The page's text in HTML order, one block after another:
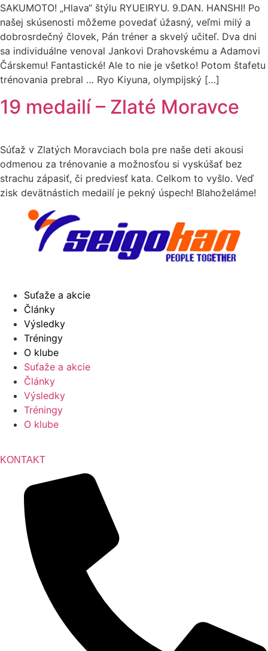
SAKUMOTO! „Hlava“ štýlu RYUEIRYU. 9.DAN. HANSHI! Po
našej skúsenosti môžeme povedať úžasný, veľmi milý a
dobrosrdečný človek, Pán tréner a skvelý učiteľ. Dva dni
sa individuálne venoval Jankovi Drahovskému a Adamovi
Čárskemu! Fantastické! Ale to nie je všetko! Potom štafetu
trénovania prebral … Ryo Kiyuna, olympijský […]
19 medailí – Zlaté Moravce
Súťaž v Zlatých Moravciach bola pre naše deti akousi
odmenou za trénovanie a možnosťou si vyskúšať bez
strachu zápasiť, či predviesť kata. Celkom to vyšlo. Veď
zisk devätnástich medailí je pekný úspech! Blahoželáme!
Suťaže a akcie
Články
Výsledky
Tréningy
O klube
Suťaže a akcie
Články
Výsledky
Tréningy
O klube
KONTAKT